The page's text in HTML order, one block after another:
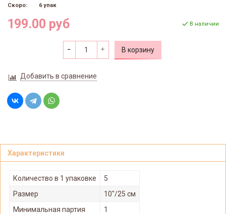
Скоро:
6 упак
199.00 руб В наличии
В корзину
Добавить в сравнение
Характеристики
Количество в 1 упаковке
5
Размер
10"/25 см
Минимальная партия
1